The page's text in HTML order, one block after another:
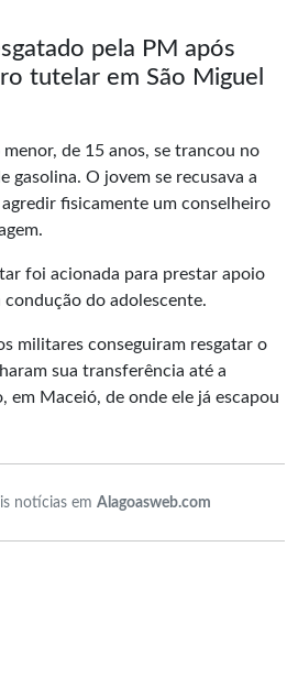
pela PM após
tutelar em São Miguel
de 15 anos, se trancou no
gasolina. O jovem se recusava a
fisicamente um conselheiro
foi acionada para prestar apoio
condução do adolescente.
militares conseguiram resgatar o
sua transferência até a
em Maceió, de onde ele já escapou
notícias em Alagoasweb.com